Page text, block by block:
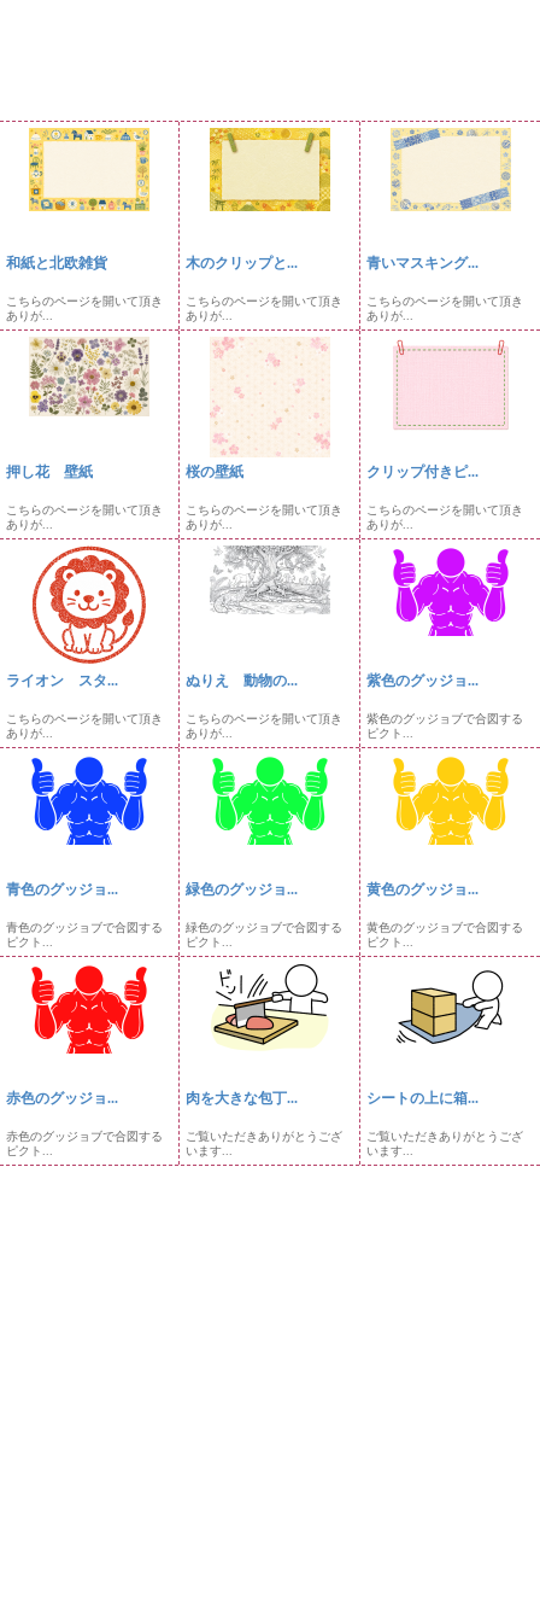
和紙と北欧雑貨
こちらのページを開いて頂き
ありが...
木のクリップと...
こちらのページを開いて頂き
ありが...
青いマスキング...
こちらのページを開いて頂き
ありが...
押し花 壁紙
こちらのページを開いて頂き
ありが...
桜の壁紙
こちらのページを開いて頂き
ありが...
クリップ付きピ...
こちらのページを開いて頂き
ありが...
ライオン スタ...
こちらのページを開いて頂き
ありが...
ぬりえ 動物の...
こちらのページを開いて頂き
ありが...
紫色のグッジョ...
紫色のグッジョブで合図する
ピクト...
青色のグッジョ...
青色のグッジョブで合図する
ピクト...
緑色のグッジョ...
緑色のグッジョブで合図する
ピクト...
黄色のグッジョ...
黄色のグッジョブで合図する
ピクト...
赤色のグッジョ...
赤色のグッジョブで合図する
ピクト...
肉を大きな包丁...
ご覧いただきありがとうござ
います...
シートの上に箱...
ご覧いただきありがとうござ
います...